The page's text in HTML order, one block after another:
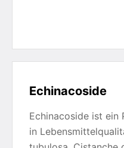
Echinacoside
Echinacoside ist ein
in